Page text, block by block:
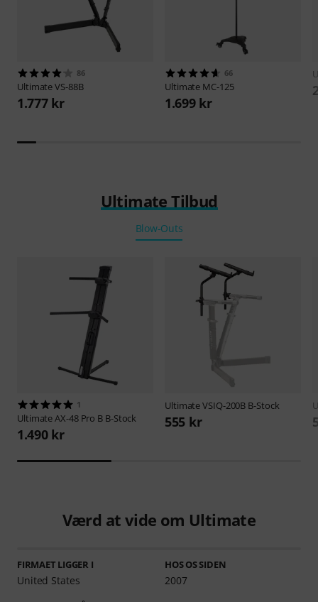
86
UltimateVS-88B
1.777 kr
66
Ultimate MC-125
1.699 kr
Ultimate Tilbud
Blow-Outs
1
UltimateAX-48 Pro B B-Stock
1.490 kr
UltimateVSIQ-200B B-Stock
555 kr
Værd at vide om Ultimate
FIRMAET LIGGER I
United States
HOS OS SIDEN
2007